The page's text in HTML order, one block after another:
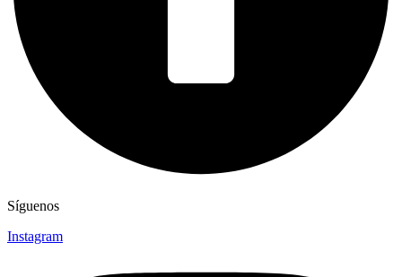
Síguenos
Instagram